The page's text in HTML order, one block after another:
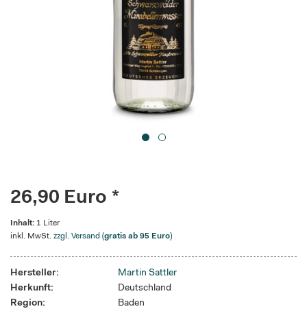
26,90 Euro *
Inhalt: 1 Liter
inkl. MwSt. zzgl. Versand (gratis ab 95 Euro)
Hersteller:
Martin Sattler
Herkunft:
Deutschland
Region:
Baden